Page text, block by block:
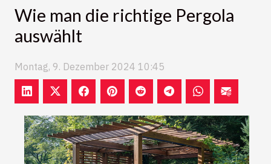
Wie man die richtige Pergola
auswählt
Montag, 9. Dezember 2024 10:45